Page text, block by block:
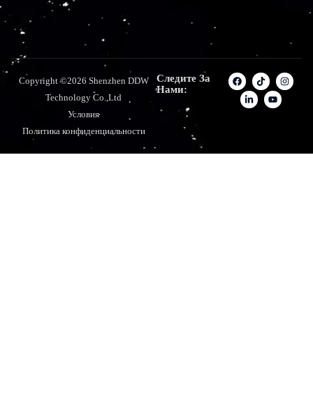
Copyright ©2026 Shenzhen DDW
Technology Co.,Ltd
Условия
Политика конфиденциальности
Следите За
Нами: